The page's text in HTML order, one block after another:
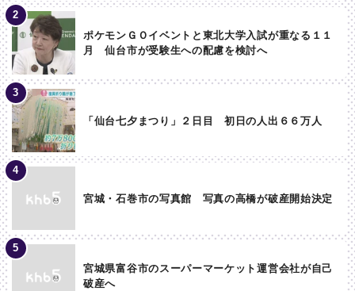
ポケモンＧＯイベントと東北大学入試が重なる１１
月 仙台市が受験生への配慮を検討へ
「仙台七夕まつり」２日目 初日の人出６６万人
宮城・石巻市の写真館 写真の高橋が破産開始決定
宮城県富谷市のスーパーマーケット運営会社が自己
破産へ